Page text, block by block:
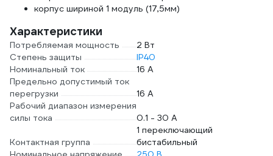
корпус шириной 1 модуль (17,5мм)
Характеристики
Потребляемая мощность
2 Вт
Степень защиты
IP40
Номинальный ток
16 А
Предельно допустимый ток
перегрузки
16 А
Рабочий диапазон измерения
силы тока
0.1 - 30 А
Контактная группа
1 переключающий
бистабильный